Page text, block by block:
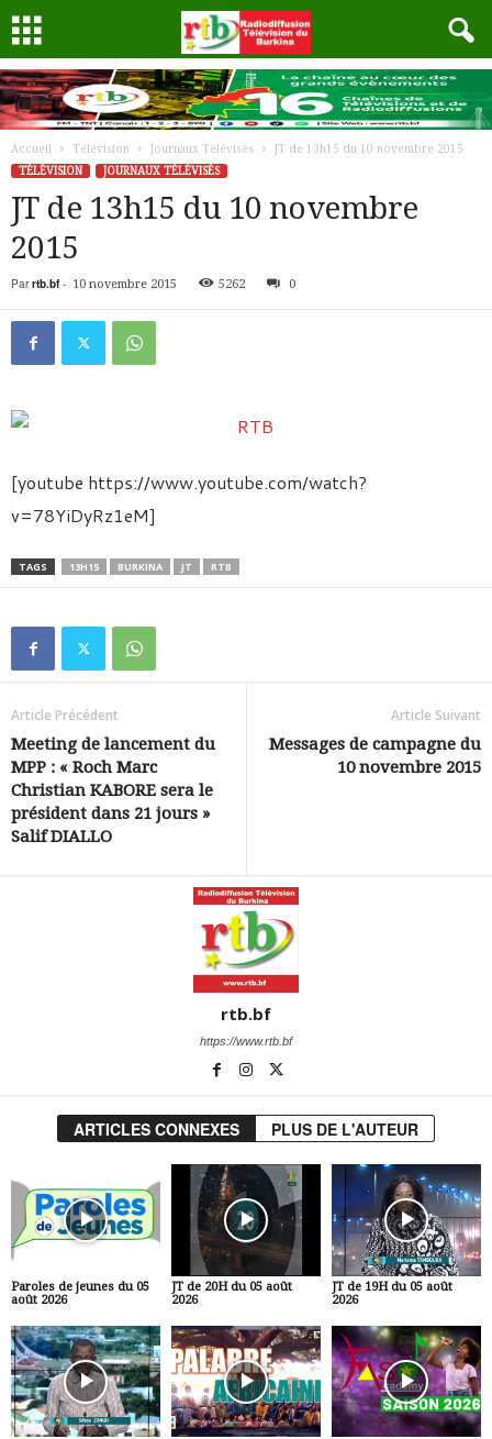
Accueil Télévision Journaux Télévisés
JT de 13h15 du 10 novembre 2015
TÉLÉVISION
JOURNAUX TÉLÉVISÉS
JT de 13h15 du 10 novembre
2015
Par rtb.bf- 10 novembre 2015 5262 0
[youtube https://www.youtube.com/watch?
v=78YiDyRz1eM]
TAGS 13H15 BURKINA JT RTB
Article Précédent
Meeting de lancement du
MPP : « Roch Marc
Christian KABORE sera le
président dans 21 jours »
Salif DIALLO
Article Suivant
Messages de campagne du
10 novembre 2015
rtb.bf
https://www.rtb.bf
ARTICLES CONNEXES PLUS DE L'AUTEUR
Paroles de jeunes du 05
août 2026
JT de 20H du 05 août
2026
JT de 19H du 05 août
2026